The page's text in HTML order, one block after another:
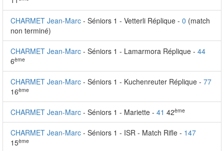
CHARMET Jean-Marc - Séniors 1 - Vetterli Réplique - 0 (match
non terminé)
CHARMET Jean-Marc - Séniors 1 - Lamarmora Réplique - 44
6ème
CHARMET Jean-Marc - Séniors 1 - Kuchenreuter Réplique - 77
16ème
CHARMET Jean-Marc - Séniors 1 - Mariette - 41 42ème
CHARMET Jean-Marc - Séniors 1 - ISR - Match Rifle - 147
15ème